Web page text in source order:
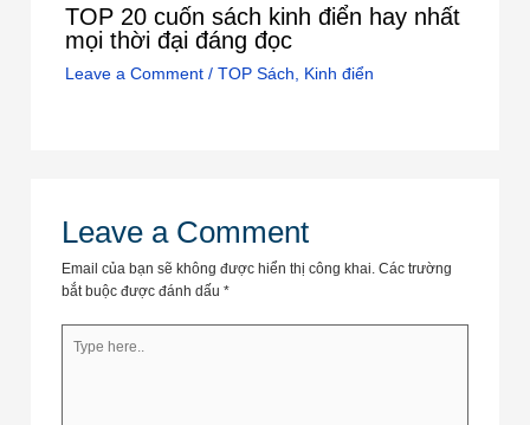
TOP 20 cuốn sách kinh điển hay nhất
mọi thời đại đáng đọc
Leave a Comment /TOP Sách, Kinh điển
Leave a Comment
Email của bạn sẽ không được hiển thị công khai. Các trường
bắt buộc được đánh dấu*
here..